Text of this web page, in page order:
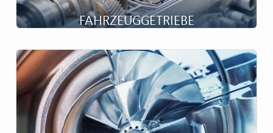
FAHRZEUGGETRIEBE
Präzision und Zuverlässigkeit Fahrzeuggetriebe-Systeme
werden ständig weiterentwickelt, um ihre Leistung zu
verbessern. Sie sind äußerst komplexe Baugruppen, die
eine hohe Präzision und besonders zuverlässige
Komponenten erfordern....